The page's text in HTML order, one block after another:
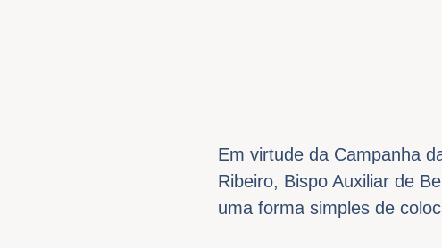
Em virtude da Campanha
Ribeiro, Bispo Auxiliar de
uma forma simples de